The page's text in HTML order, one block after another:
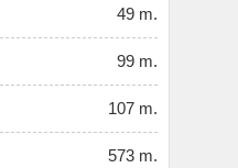
49 m.
99 m.
107 m.
573 m.